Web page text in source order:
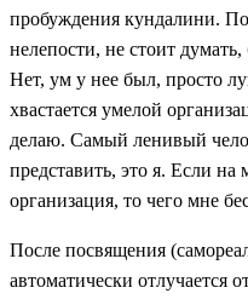
пробуждения кундалини.
нелепости, не стоит
Нет, ум у нее был, просто
хвастается умелой
делаю. Самый ленивый
представить, это я. Если на
организация, то чего мне
После посвящения
автоматически отлучается